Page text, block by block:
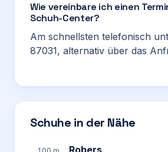
Wie vereinbare ich einen
Schuh-Center?
Am schnellsten telefonisch
87031, alternativ über das
Schuhe in der Nähe
Robers